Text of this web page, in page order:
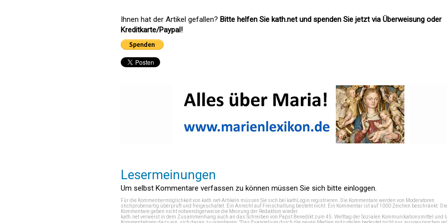
Ihnen hat der Artikel gefallen? Bitte helfen Sie kath.net und spenden Sie jetzt via Überweisung oder
Kreditkarte/Paypal!
Lesermeinungen
Um selbst Kommentare verfassen zu können müssen Sie sich bitte einloggen.
Für die Kommentiermöglichkeit von kath.net-Artikeln müssen Sie sich bei kathLogin registrieren . Die Kommentare werden von Moderatoren
stichprobenartig überprüft und freigeschaltet. Ein Anrecht auf Freischaltung besteht nicht. Ein Kommentar ist auf 1000 Zeichen beschränkt. Die
Kommentare geben nicht notwendigerweise die Meinung der Redaktion wieder.
kath.net verweist in dem Zusammenhang auch an das Schreiben von Papst Benedikt zum 45. Welttag der Sozialen Kommunikationsmittel und